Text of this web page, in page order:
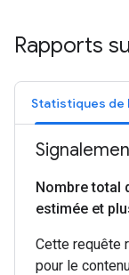
Rapports
Statistiques de
Nombre total
estimée et
Cette requête
pour le